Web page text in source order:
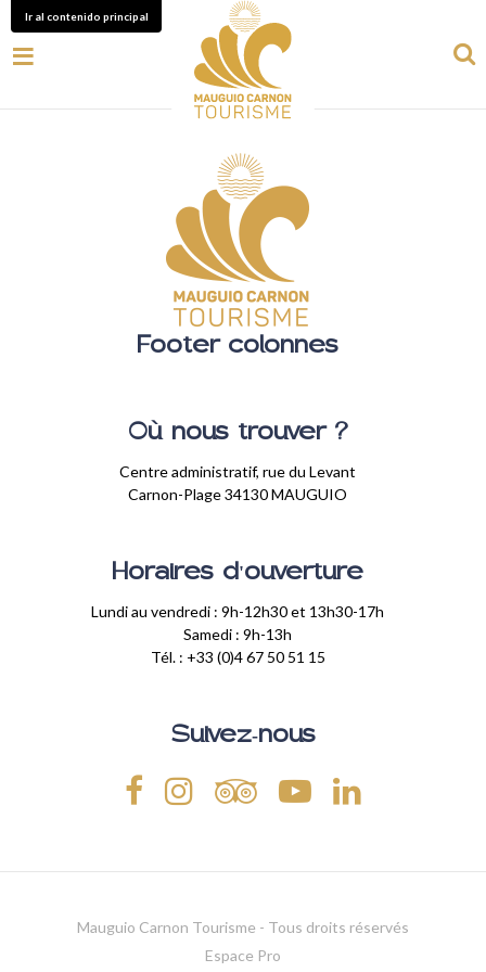
Ir al contenido principal
Footer colonnes
Où nous trouver ?
Centre administratif, rue du Levant
Carnon-Plage 34130 MAUGUIO
Horaires d'ouverture
Lundi au vendredi : 9h-12h30 et 13h30-17h
Samedi : 9h-13h
Tél. : +33 (0)4 67 50 51 15
Suivez-nous
Mauguio Carnon Tourisme - Tous droits réservés
Espace Pro